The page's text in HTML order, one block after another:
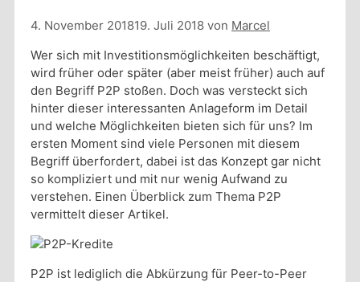
4. November 201819. Juli 2018 von Marcel
Wer sich mit Investitionsmöglichkeiten beschäftigt,
wird früher oder später (aber meist früher) auch auf
den Begriff P2P stoßen. Doch was versteckt sich
hinter dieser interessanten Anlageform im Detail
und welche Möglichkeiten bieten sich für uns? Im
ersten Moment sind viele Personen mit diesem
Begriff überfordert, dabei ist das Konzept gar nicht
so kompliziert und mit nur wenig Aufwand zu
verstehen. Einen Überblick zum Thema P2P
vermittelt dieser Artikel.
P2P ist lediglich die Abkürzung für Peer-to-Peer